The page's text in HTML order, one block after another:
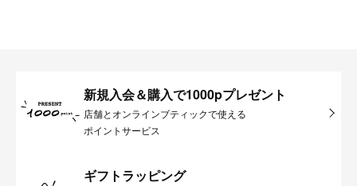
新規入会＆購入で1000pプレゼント
店舗とオンラインブティックで使える
ポイントサービス
ギフトラッピング